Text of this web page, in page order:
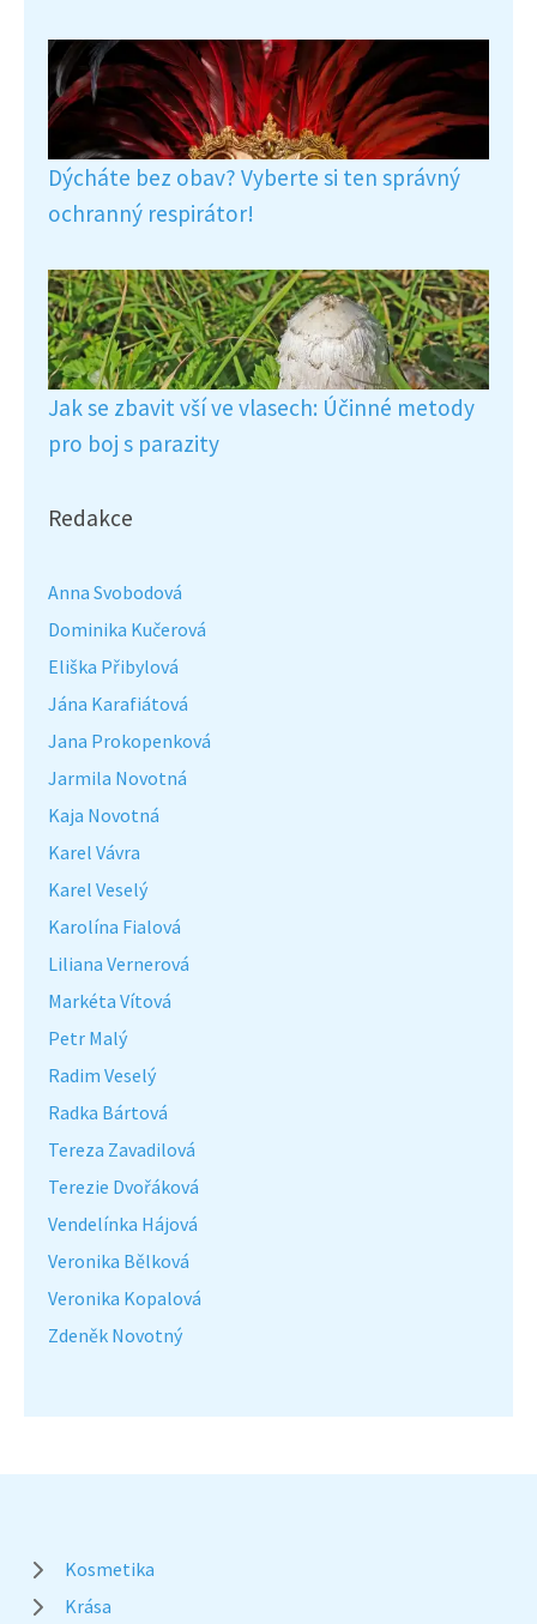
Dýcháte bez obav? Vyberte si ten správný
ochranný respirátor!
Jak se zbavit vší ve vlasech: Účinné metody
pro boj s parazity
Redakce
Anna Svobodová
Dominika Kučerová
Eliška Přibylová
Jána Karafiátová
Jana Prokopenková
Jarmila Novotná
Kaja Novotná
Karel Vávra
Karel Veselý
Karolína Fialová
Liliana Vernerová
Markéta Vítová
Petr Malý
Radim Veselý
Radka Bártová
Tereza Zavadilová
Terezie Dvořáková
Vendelínka Hájová
Veronika Bělková
Veronika Kopalová
Zdeněk Novotný
Kosmetika
Krása